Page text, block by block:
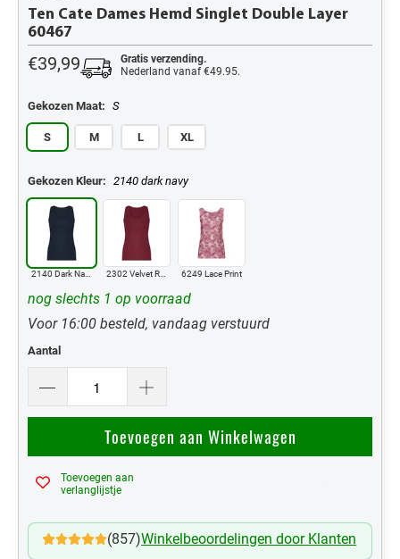
Ten Cate Dames Hemd Singlet Double Layer
60467
€39,99
Gratis verzending.
Nederland vanaf €49.95.
Gekozen Maat: S
S M L XL
Gekozen Kleur: 2140 dark navy
6249 Lace Print
nog slechts 1 op voorraad
Voor 16:00 besteld, vandaag verstuurd
Aantal
Toevoegen aan Winkelwagen
Toevoegen aan
verlanglijstje
(857)Winkelbeoordelingen door Klanten